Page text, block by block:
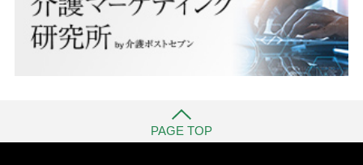
PAGE TOP